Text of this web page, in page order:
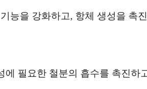
능을 강화하고, 항체 생성을 촉
에 필요한 철분의 흡수를 촉진하